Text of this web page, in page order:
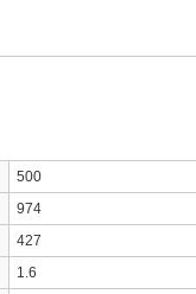
500
974
427
1.6